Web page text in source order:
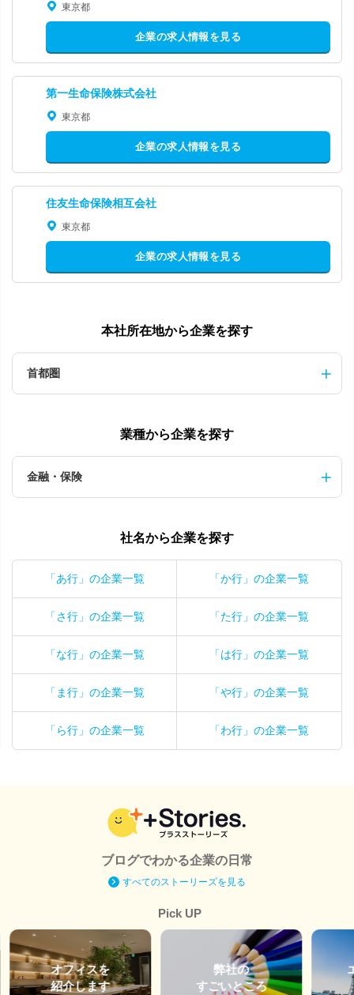
東京都
企業の求人情報を見る
第一生命保険株式会社
東京都
企業の求人情報を見る
住友生命保険相互会社
東京都
企業の求人情報を見る
本社所在地から企業を探す
首都圏
業種から企業を探す
金融・保険
社名から企業を探す
「あ行」の企業一覧 「か行」の企業一覧
「さ行」の企業一覧 「た行」の企業一覧
「な行」の企業一覧 「は行」の企業一覧
「ま行」の企業一覧 「や行」の企業一覧
「ら行」の企業一覧 「わ行」の企業一覧
ブログでわかる企業の日常
すべてのストーリーズを見る
Pick UP
オフィスを
紹介します
弊社の
すごいところ